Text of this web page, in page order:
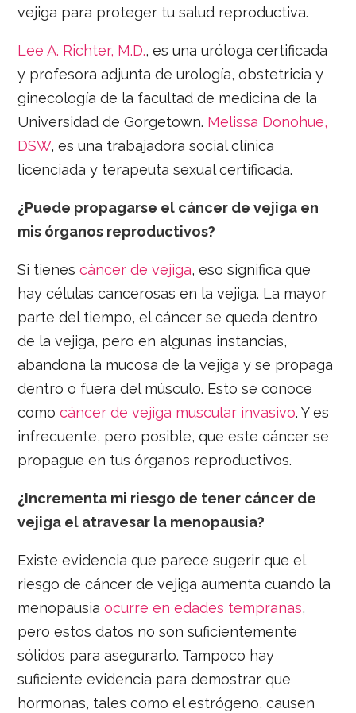
vejiga para proteger tu salud reproductiva.
Lee A. Richter, M.D., es una uróloga certificada
y profesora adjunta de urología, obstetricia y
ginecología de la facultad de medicina de la
Universidad de Gorgetown. Melissa Donohue,
DSW, es una trabajadora social clínica
licenciada y terapeuta sexual certificada.
¿Puede propagarse el cáncer de vejiga en
mis órganos reproductivos?
Si tienes cáncer de vejiga, eso significa que
hay células cancerosas en la vejiga. La mayor
parte del tiempo, el cáncer se queda dentro
de la vejiga, pero en algunas instancias,
abandona la mucosa de la vejiga y se propaga
dentro o fuera del músculo. Esto se conoce
como cáncer de vejiga muscular invasivo. Y es
infrecuente, pero posible, que este cáncer se
propague en tus órganos reproductivos.
¿Incrementa mi riesgo de tener cáncer de
vejiga el atravesar la menopausia?
Existe evidencia que parece sugerir que el
riesgo de cáncer de vejiga aumenta cuando la
menopausia ocurre en edades tempranas,
pero estos datos no son suficientemente
sólidos para asegurarlo. Tampoco hay
suficiente evidencia para demostrar que
hormonas, tales como el estrógeno, causen